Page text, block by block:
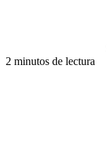
2 minutos de lectura